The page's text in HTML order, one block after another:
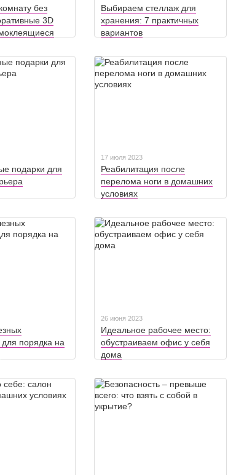
без
3D
Выбираем стеллаж для
хранения: 7 практичных
вариантов
подарки для
17 июля 2023
Реабилитация после
перелома ноги в домашних
условиях
для порядка на
26 июня 2023
Идеальное рабочее место:
обустраиваем офис у себя
дома